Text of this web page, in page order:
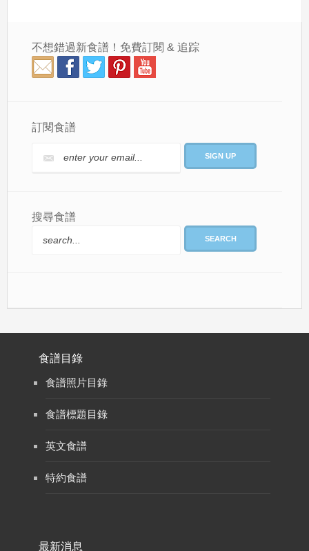
不想錯過新食譜！免費訂閱 & 追踪
訂閱食譜
搜尋食譜
SEARCH
食譜目錄
食譜照片目錄
食譜標題目錄
英文食譜
特約食譜
最新消息